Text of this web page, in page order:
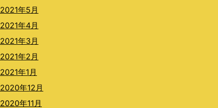
2021年5月
2021年4月
2021年3月
2021年2月
2021年1月
2020年12月
2020年11月